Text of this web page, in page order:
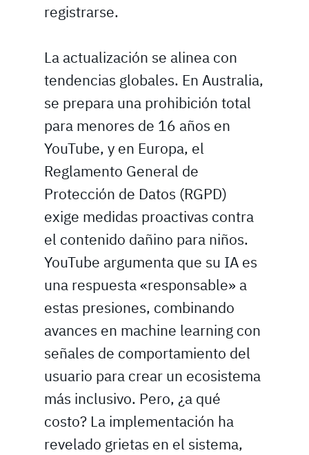
registrarse.
La actualización se alinea con
tendencias globales. En Australia,
se prepara una prohibición total
para menores de 16 años en
YouTube, y en Europa, el
Reglamento General de
Protección de Datos (RGPD)
exige medidas proactivas contra
el contenido dañino para niños.
YouTube argumenta que su IA es
una respuesta «responsable» a
estas presiones, combinando
avances en machine learning con
señales de comportamiento del
usuario para crear un ecosistema
más inclusivo. Pero, ¿a qué
costo? La implementación ha
revelado grietas en el sistema,